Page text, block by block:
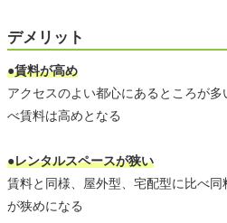
デメリット
●賃料が高め
アクセスのよい都心にあるところが
べ賃料は高めとなる
●レンタルスペースが狭い
賃料と同様、屋外型、宅配型に比べ
が狭めになる